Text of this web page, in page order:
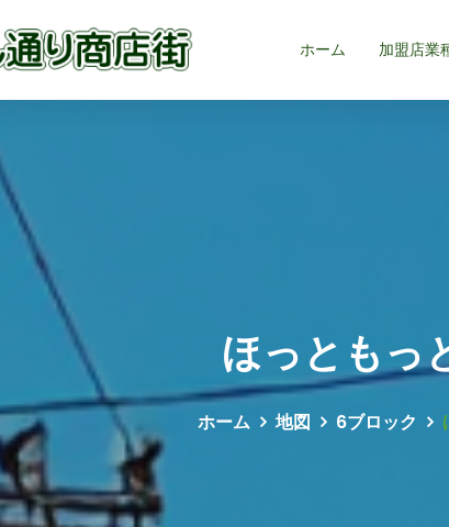
ホーム 加盟店業
ほっともっ
ホーム 地図 6ブロック